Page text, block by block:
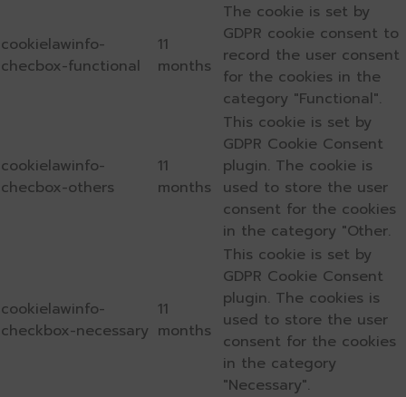
cookielawinfo-
checbox-functional
11
months
The cookie is set by
GDPR cookie consent to
record the user consent
for the cookies in the
category "Functional".
cookielawinfo-
checbox-others
11
months
This cookie is set by
GDPR Cookie Consent
plugin. The cookie is
used to store the user
consent for the cookies
in the category "Other.
cookielawinfo-
checkbox-necessary
11
months
This cookie is set by
GDPR Cookie Consent
plugin. The cookies is
used to store the user
consent for the cookies
in the category
"Necessary".